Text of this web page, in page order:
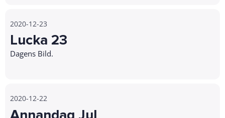
2020-12-23
Lucka 23
Dagens Bild.
2020-12-22